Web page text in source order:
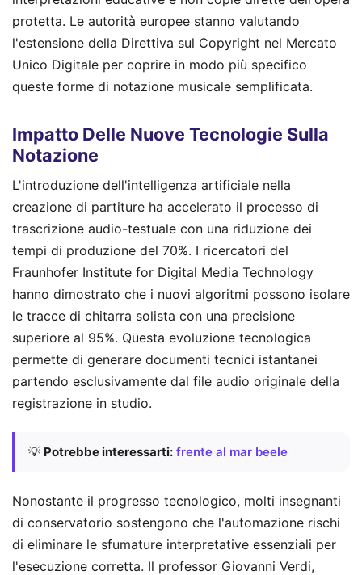
protetta. Le autorità europee stanno valutando
l'estensione della Direttiva sul Copyright nel Mercato
Unico Digitale per coprire in modo più specifico
queste forme di notazione musicale semplificata.
Impatto Delle Nuove Tecnologie Sulla
Notazione
L'introduzione dell'intelligenza artificiale nella
creazione di partiture ha accelerato il processo di
trascrizione audio-testuale con una riduzione dei
tempi di produzione del 70%. I ricercatori del
Fraunhofer Institute for Digital Media Technology
hanno dimostrato che i nuovi algoritmi possono isolare
le tracce di chitarra solista con una precisione
superiore al 95%. Questa evoluzione tecnologica
permette di generare documenti tecnici istantanei
partendo esclusivamente dal file audio originale della
registrazione in studio.
💡 Potrebbe interessarti: frente al mar beele
Nonostante il progresso tecnologico, molti insegnanti
di conservatorio sostengono che l'automazione rischi
di eliminare le sfumature interpretative essenziali per
l'esecuzione corretta. Il professor Giovanni Verdi,